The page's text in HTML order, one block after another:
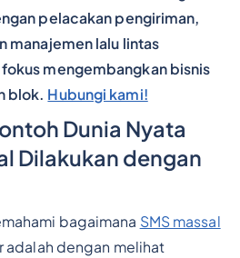
pelacakan pengiriman,
manajemen lalu lintas
mengembangkan bisnis
blok. Hubungi kami!
Dunia Nyata
Dilakukan dengan
bagaimana SMS massal
dengan melihat